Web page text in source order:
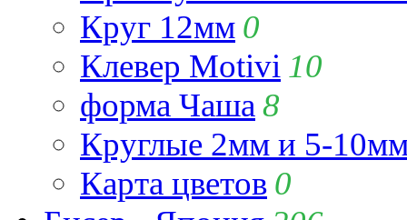
Круг 12мм 0
Клевер Motivi 10
форма Чаша 8
Круглые 2мм и 5-
Карта цветов 0